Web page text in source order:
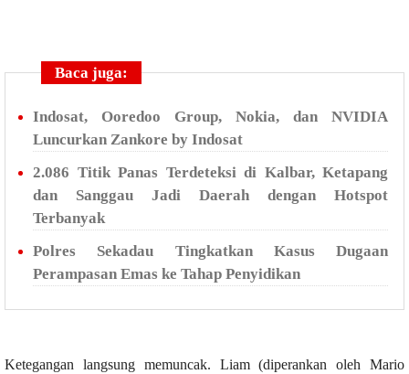
Baca juga:
Indosat, Ooredoo Group, Nokia, dan NVIDIA
Luncurkan Zankore by Indosat
2.086 Titik Panas Terdeteksi di Kalbar, Ketapang
dan Sanggau Jadi Daerah dengan Hotspot
Terbanyak
Polres Sekadau Tingkatkan Kasus Dugaan
Perampasan Emas ke Tahap Penyidikan
Ketegangan langsung memuncak. Liam (diperankan oleh Mario